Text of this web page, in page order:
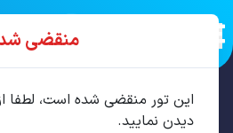
تور استانبول 3 شب مرداد
منقضی
این تور منقضی شده است، لطفا
دیدن نمایید.